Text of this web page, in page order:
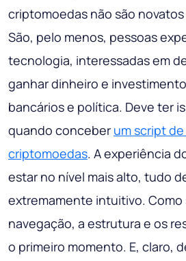
criptomoedas não são
São, pelo menos, pessoas
tecnologia, interessadas em
ganhar dinheiro e
bancários e política. Deve ter
quando conceber um script
criptomoedas. A experiência
estar no nível mais alto, tudo
extremamente intuitivo. Como
navegação, a estrutura e os
o primeiro momento. E, claro,